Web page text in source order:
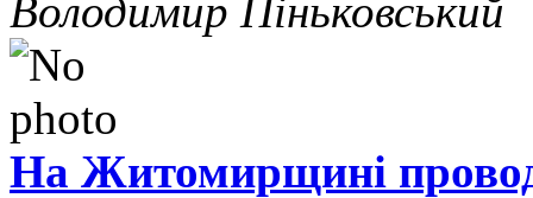
Володимир Піньковський
На Житомирщині